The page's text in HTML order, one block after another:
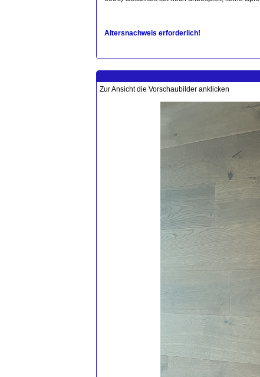
Altersnachweis erforderlich!
Zur Ansicht die Vorschaubilder anklicken